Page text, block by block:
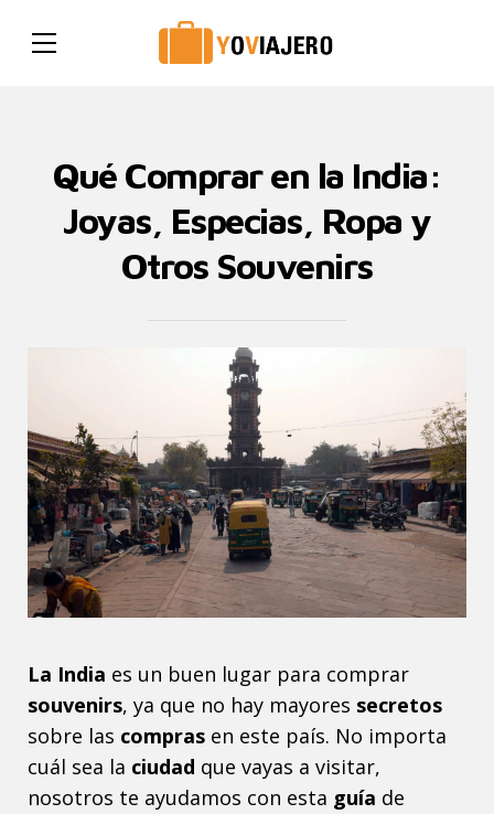
Qué Comprar en la India:
Joyas, Especias, Ropa y
Otros Souvenirs
La India es un buen lugar para comprar
souvenirs, ya que no hay mayores secretos
sobre las compras en este país. No importa
cuál sea la ciudad que vayas a visitar,
nosotros te ayudamos con esta guía de